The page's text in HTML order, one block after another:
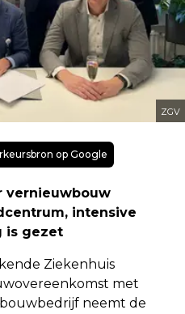
ZGV
op Google
vernieuwbouw
intensive
is gezet
Ziekenhuis
met
neemt de